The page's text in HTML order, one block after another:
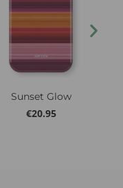
Sunset Glow
€20.95